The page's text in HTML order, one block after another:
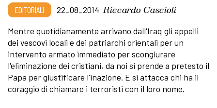
EDITORIALI 22_08_2014 Riccardo Cascioli
Mentre quotidianamente arrivano dall'Iraq gli appelli
dei vescovi locali e dei patriarchi orientali per un
intervento armato immediato per scongiurare
l'eliminazione dei cristiani, da noi si prende a pretesto il
Papa per giustificare l'inazione. E si attacca chi ha il
coraggio di chiamare i terroristi con il loro nome.